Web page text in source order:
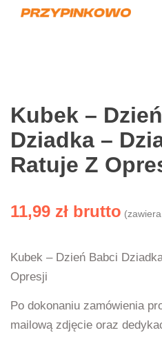
Kubek –
Dziadka –
Ratuje Z
11,99 zł
Kubek – Dzień Babci
Opresji
Po dokonaniu zamówienia
mailową zdjęcie oraz